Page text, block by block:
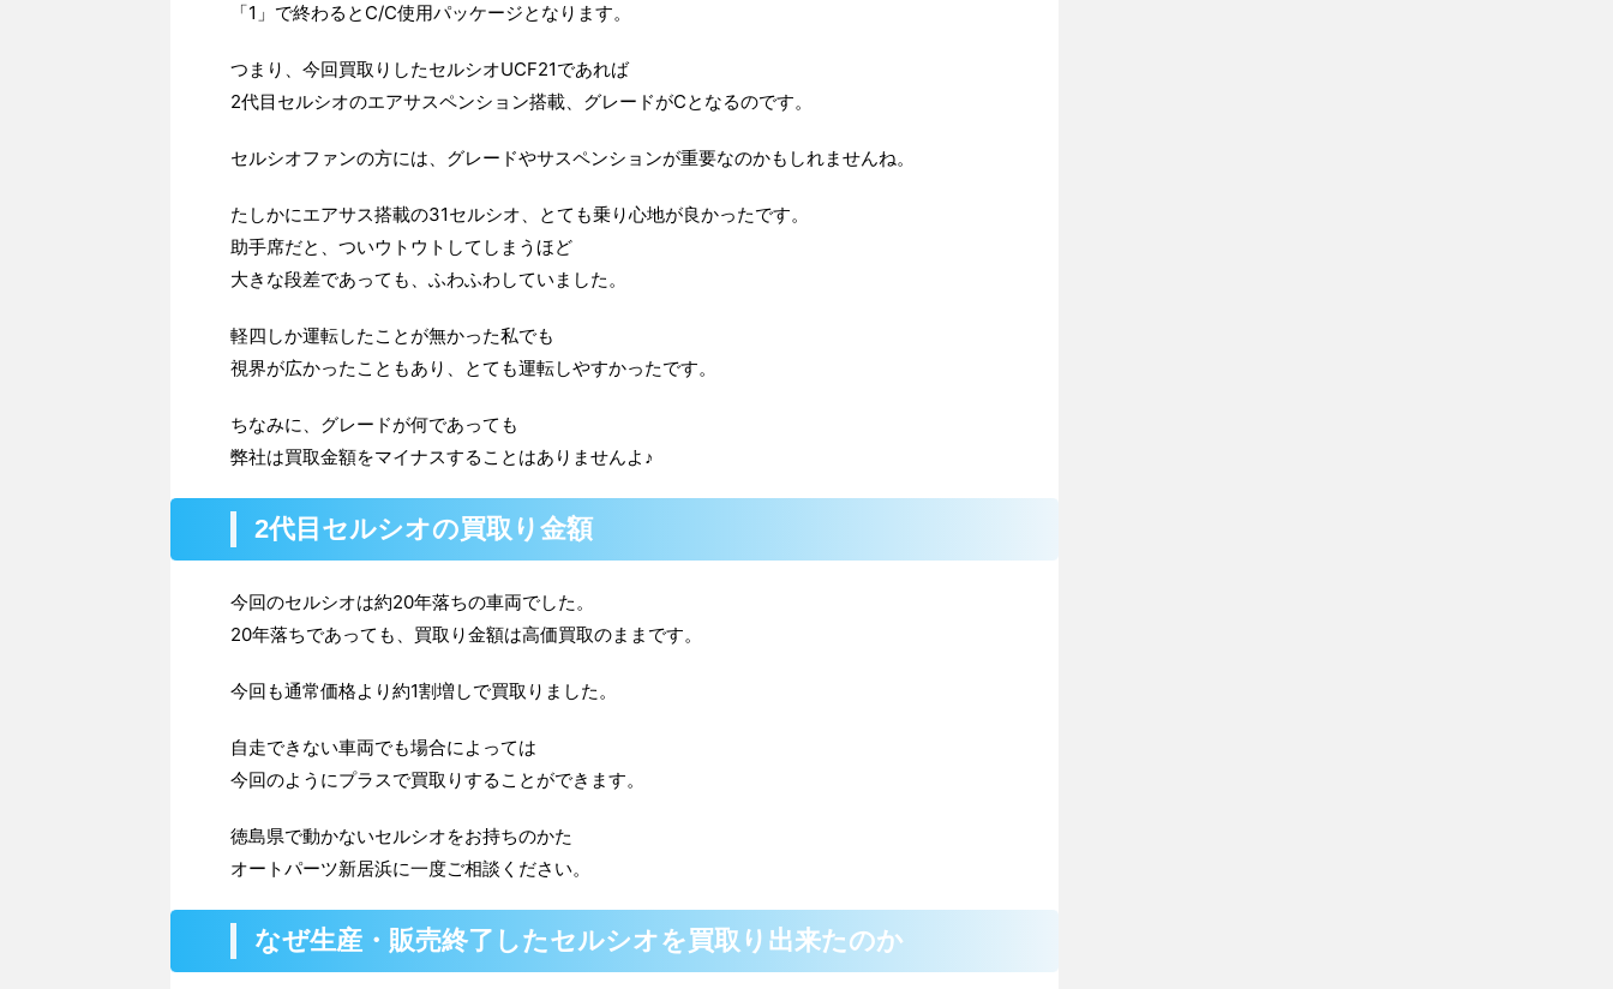
「1」で終わるとC/C使用パッケージとなります。
つまり、今回買取りしたセルシオUCF21であれば
2代目セルシオのエアサスペンション搭載、グレードがCとなるのです。
セルシオファンの方には、グレードやサスペンションが重要なのかもしれませんね。
たしかにエアサス搭載の31セルシオ、とても乗り心地が良かったです。
助手席だと、ついウトウトしてしまうほど
大きな段差であっても、ふわふわしていました。
軽四しか運転したことが無かった私でも
視界が広かったこともあり、とても運転しやすかったです。
ちなみに、グレードが何であっても
弊社は買取金額をマイナスすることはありませんよ♪
2代目セルシオの買取り金額
今回のセルシオは約20年落ちの車両でした。
20年落ちであっても、買取り金額は高価買取のままです。
今回も通常価格より約1割増しで買取りました。
自走できない車両でも場合によっては
今回のようにプラスで買取りすることができます。
徳島県で動かないセルシオをお持ちのかた
オートパーツ新居浜に一度ご相談ください。
なぜ生産・販売終了したセルシオを買取り出来たのか